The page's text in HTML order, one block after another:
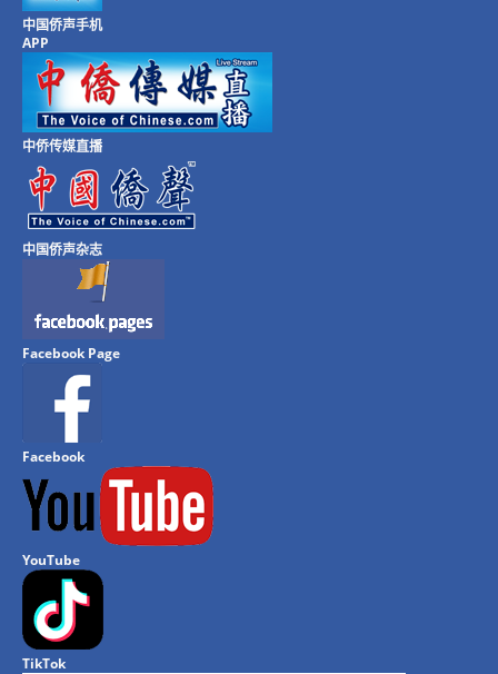
中国侨声手机
APP
中侨传媒直播
中国侨声杂志
Facebook Page
Facebook
YouTube
TikTok